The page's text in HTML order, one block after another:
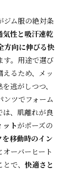
ジム服の絶対条
気性と吸汗速乾
方向に伸びる快
す。用途で選び
るため、メッ
逃がしつつ、
ンツでフォーム
は、肌離れが良
ットがポーズの
を移動時のイン
ーバーヒート
で、 快適さと